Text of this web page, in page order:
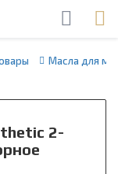
Масла для
2-